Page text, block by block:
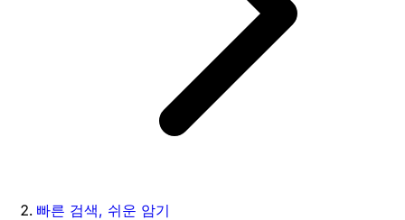
빠른 검색, 쉬운 암기